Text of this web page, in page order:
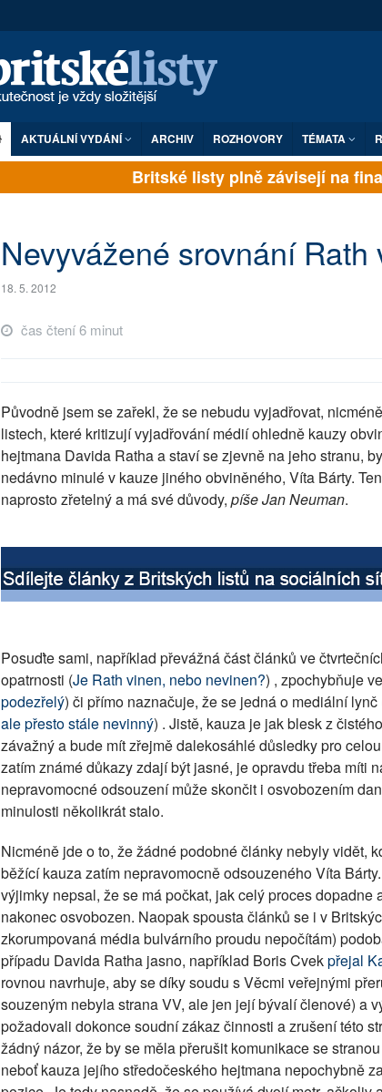
AKTUÁLNÍ VYDÁNÍ ARCHIV ROZHOVORY TÉMATA
Britské listy plně závisejí na
Nevyvážené srovnání Rath
18. 5. 2012
čas čtení 6 minut
Původně jsem se zařekl, že se nebudu vyjadřovat,
listech, které kritizují vyjadřování médií ohledně kauzy
hejtmana Davida Ratha a staví se zjevně na jeho stranu,
nedávno minulé v kauze jiného obviněného, Víta Bárty.
naprosto zřetelný a má své důvody, píše Jan Neuman.
Posuďte sami, například převážná část článků ve
opatrnosti (Je Rath vinen, nebo nevinen?) , zpochybňuje
podezřelý) či přímo naznačuje, že se jedná o mediální lynč
ale přesto stále nevinný) . Jistě, kauza je jak blesk z
závažný a bude mít zřejmě dalekosáhlé důsledky pro
zatím známé důkazy zdají být jasné, je opravdu třeba míti
nepravomocné odsouzení může skončit i osvobozením
minulosti několikrát stalo.
Nicméně jde o to, že žádné podobné články nebyly vidět,
běžící kauza zatím nepravomocně odsouzeného Víta
výjimky nepsal, že se má počkat, jak celý proces dopadne
nakonec osvobozen. Naopak spousta článků se i v
zkorumpovaná média bulvárního proudu nepočítám)
případu Davida Ratha jasno, například Boris Cvekpřejal
rovnou navrhuje, aby se díky soudu s Věcmi veřejnými
souzeným nebyla strana VV, ale jen její bývalí členové) a
požadovali dokonce soudní zákaz činnosti a zrušení této
žádný názor, že by se měla přerušit komunikace se
neboť kauza jejího středočeského hejtmana nepochybně